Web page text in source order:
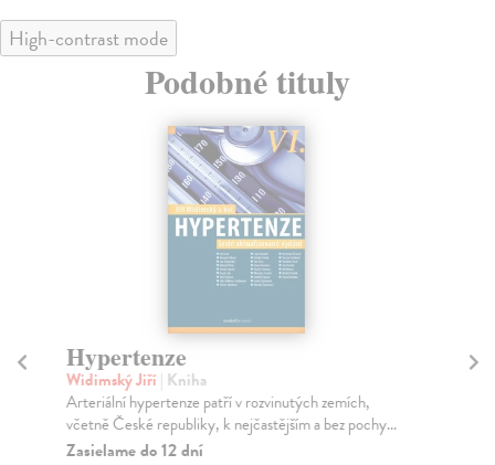
High-contrast mode
Podobné tituly
Hypertenze
Widimský Jiří | Kniha
Arteriální hypertenze patří v rozvinutých zemích,
včetně České republiky, k nejčastějším a bez pochy...
Zasielame do 12 dní